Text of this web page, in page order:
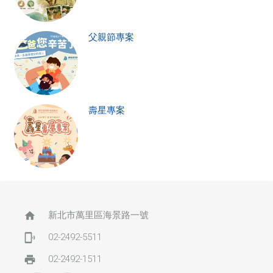
父親節專案
壽星專案
home 新北市萬里區海景路一號
phonelink_ring 02-2492-5511
print 02-2492-1511